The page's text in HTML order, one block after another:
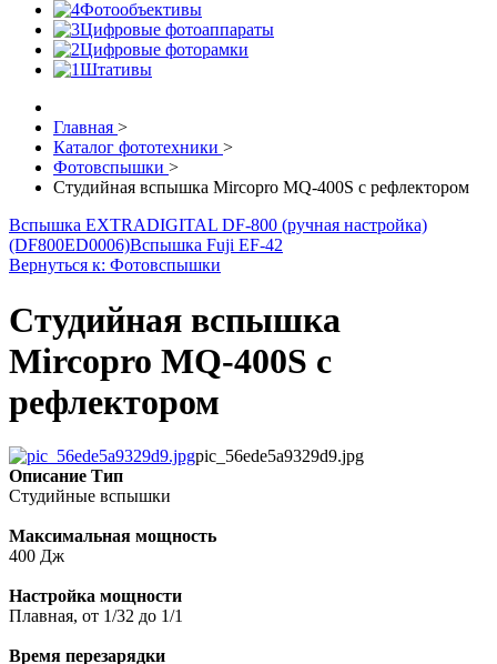
Фотообъективы
Цифровые фотоаппараты
Цифровые фоторамки
Штативы
Главная >
Каталог фототехники >
Фотовспышки >
Студийная вспышка Mircopro MQ-400S с рефлектором
Вспышка EXTRADIGITAL DF-800 (ручная настройка)
(DF800ED0006)Вспышка Fuji EF-42
Вернуться к: Фотовспышки
Студийная вспышка
Mircopro MQ-400S с
рефлектором
pic_56ede5a9329d9.jpg
Описание Тип
Студийные вспышки
Максимальная мощность
400 Дж
Настройка мощности
Плавная, от 1/32 до 1/1
Время перезарядки